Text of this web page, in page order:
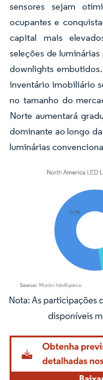
sensores sejam
ocupantes e
capital mais
seleções de
downlights
inventário imobiliário
no tamanho do
Norte aumentará
dominante ao longo
luminárias
Imagem © Mordor